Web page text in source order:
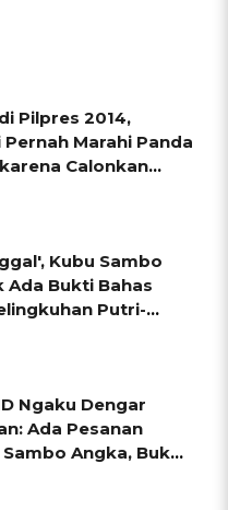
Pilpres 2014,
Marahi Panda
Calonkan
Kubu Sambo
Ada Bukti Bahas
Putri-
Ngaku Dengar
Ada Pesanan
Angka, Bukan